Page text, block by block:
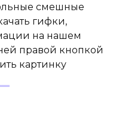
смешные
гифки,
на нашем
правой кнопкой
картинку